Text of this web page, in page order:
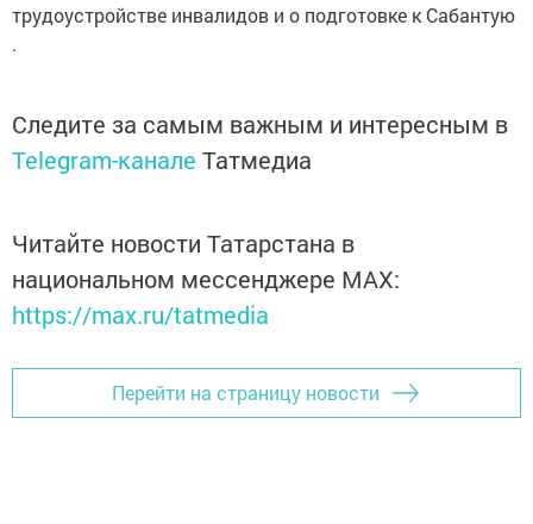
трудоустройстве инвалидов и о подготовке к Сабантую
.
Следите за самым важным и интересным в
Telegram-канале Татмедиа
Читайте новости Татарстана в
национальном мессенджере MАХ:
https://max.ru/tatmedia
Перейти на страницу новости